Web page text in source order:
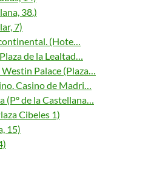
38.)
7)
(Hote…
de la Lealtad…
Palace (Plaza…
Casino de Madri…
(Pº de la Castellana…
Cibeles 1)
15)